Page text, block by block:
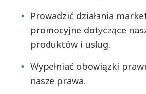
Prowadzić działania
promocyjne dotyczące
produktów i usług.
Wypełniać obowiązki
nasze prawa.